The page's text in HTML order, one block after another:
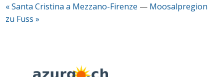
« Santa Cristina a Mezzano-Firenze — Moosalpregion
zu Fuss »